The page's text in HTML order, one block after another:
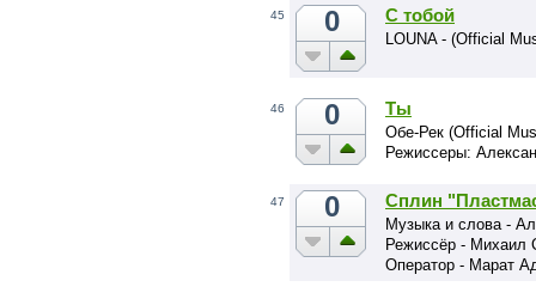
45 0 С тобой
LOUNA - (Official
46 0 Ты
Обе-Рек (Official
Режиссеры:
47 0 Сплин
Музыка и слова -
Режиссёр - Михаил
Оператор - Марат